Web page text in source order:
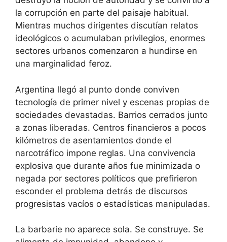
la corrupción en parte del paisaje habitual.
Mientras muchos dirigentes discutían relatos
ideológicos o acumulaban privilegios, enormes
sectores urbanos comenzaron a hundirse en
una marginalidad feroz.
Argentina llegó al punto donde conviven
tecnología de primer nivel y escenas propias de
sociedades devastadas. Barrios cerrados junto
a zonas liberadas. Centros financieros a pocos
kilómetros de asentamientos donde el
narcotráfico impone reglas. Una convivencia
explosiva que durante años fue minimizada o
negada por sectores políticos que prefirieron
esconder el problema detrás de discursos
progresistas vacíos o estadísticas manipuladas.
La barbarie no aparece sola. Se construye. Se